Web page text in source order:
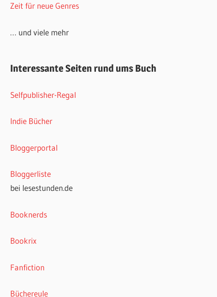
Zeit für neue Genres
… und viele mehr
Interessante Seiten rund ums Buch
Selfpublisher-Regal
Indie Bücher
Bloggerportal
Bloggerliste
bei lesestunden.de
Booknerds
Bookrix
Fanfiction
Büchereule